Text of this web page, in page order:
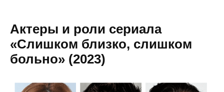
Актеры и роли сериала
«Слишком близко, слишком
больно» (2023)